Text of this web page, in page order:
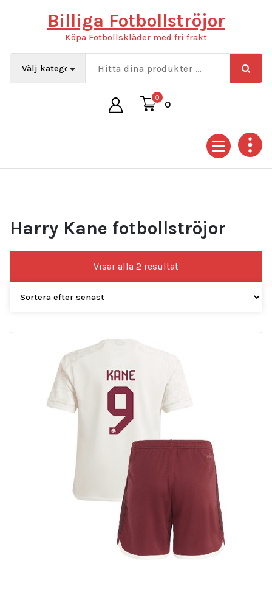
Billiga Fotbollströjor
Köpa Fotbollskläder med fri frakt
0
0
Harry Kane fotbollströjor
Visar alla 2 resultatSortera
efter